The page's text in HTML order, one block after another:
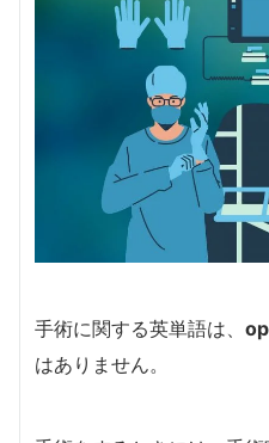
手術に関する英単語は、
はありません。